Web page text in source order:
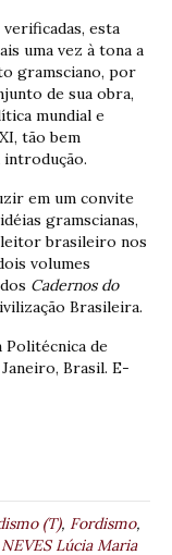
esta
uma vez à tona a
gramsciano, por
de sua obra,
mundial e
tão bem
introdução.
em um convite
gramscianas,
leitor brasileiro nos
volumes
Cadernos do
Brasileira.
Politécnica de
Brasil. E-
(T), Fordismo,
NEVES Lúcia Maria